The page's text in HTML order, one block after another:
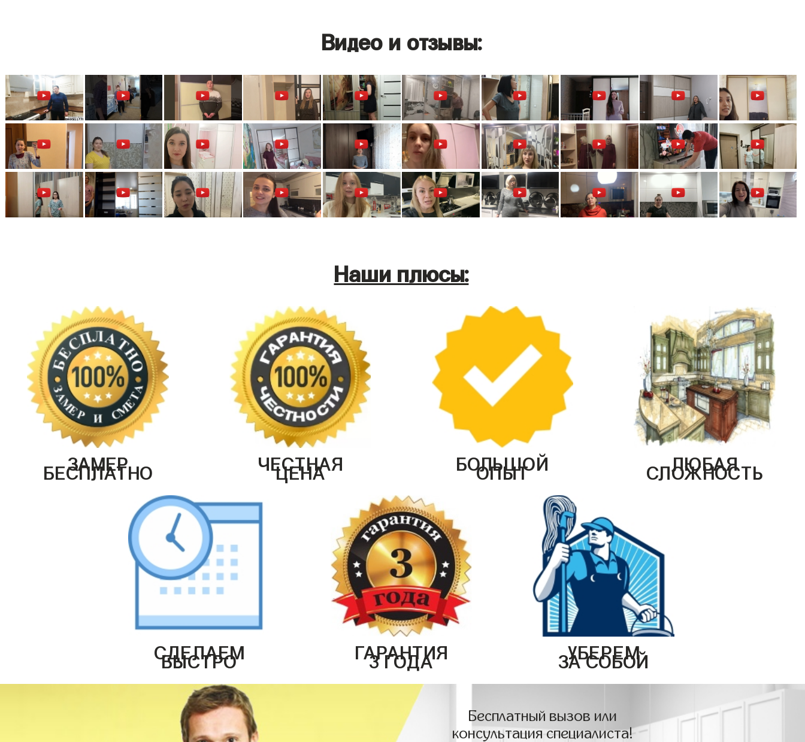
Видео и отзывы:
Наши плюсы:
ЗАМЕР
БЕСПЛАТНО ЧЕСТНАЯ
ЦЕНА БОЛЬШОЙ
ОПЫТ ЛЮБАЯ
СЛОЖНОСТЬ
СДЕЛАЕМ
БЫСТРО ГАРАНТИЯ
3 ГОДА УБЕРЕМ
ЗА СОБОЙ
Бесплатный вызов или
консультация специалиста!